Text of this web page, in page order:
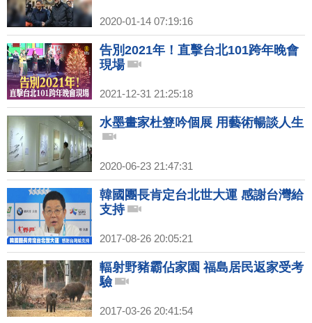
2020-01-14 07:19:16
告別2021年！直擊台北101跨年晚會
現場
2021-12-31 21:25:18
水墨畫家杜簦吟個展 用藝術暢談人生
2020-06-23 21:47:31
韓國團長肯定台北世大運 感謝台灣給
支持
2017-08-26 20:05:21
輻射野豬霸佔家園 福島居民返家受考
驗
2017-03-26 20:41:54